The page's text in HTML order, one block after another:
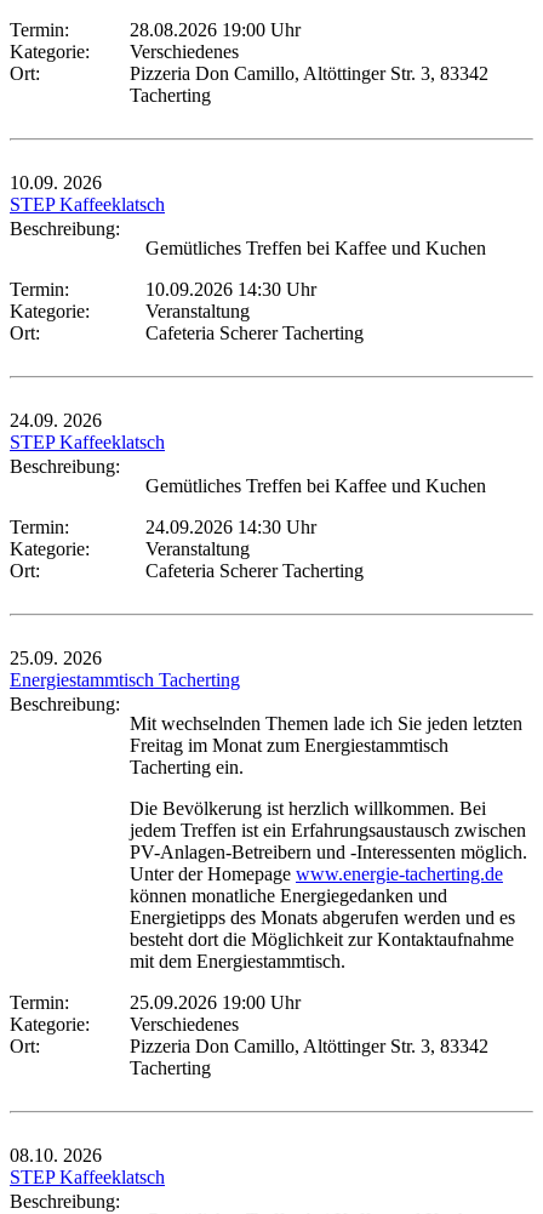
Termin:
28.08.2026 19:00 Uhr
Kategorie:
Verschiedenes
Ort:
Pizzeria Don Camillo, Altöttinger Str. 3, 83342
Tacherting
10.09. 2026
STEP Kaffeeklatsch
Beschreibung:
Gemütliches Treffen bei Kaffee und Kuchen
Termin:
10.09.2026 14:30 Uhr
Kategorie:
Veranstaltung
Ort:
Cafeteria Scherer Tacherting
24.09. 2026
STEP Kaffeeklatsch
Beschreibung:
Gemütliches Treffen bei Kaffee und Kuchen
Termin:
24.09.2026 14:30 Uhr
Kategorie:
Veranstaltung
Ort:
Cafeteria Scherer Tacherting
25.09. 2026
Energiestammtisch Tacherting
Beschreibung:
Mit wechselnden Themen lade ich Sie jeden letzten
Freitag im Monat zum Energiestammtisch
Tacherting ein.
Die Bevölkerung ist herzlich willkommen. Bei
jedem Treffen ist ein Erfahrungsaustausch zwischen
PV-Anlagen-Betreibern und -Interessenten möglich.
Unter der Homepage www.energie-tacherting.de
können monatliche Energiegedanken und
Energietipps des Monats abgerufen werden und es
besteht dort die Möglichkeit zur Kontaktaufnahme
mit dem Energiestammtisch.
Termin:
25.09.2026 19:00 Uhr
Kategorie:
Verschiedenes
Ort:
Pizzeria Don Camillo, Altöttinger Str. 3, 83342
Tacherting
08.10. 2026
STEP Kaffeeklatsch
Beschreibung: